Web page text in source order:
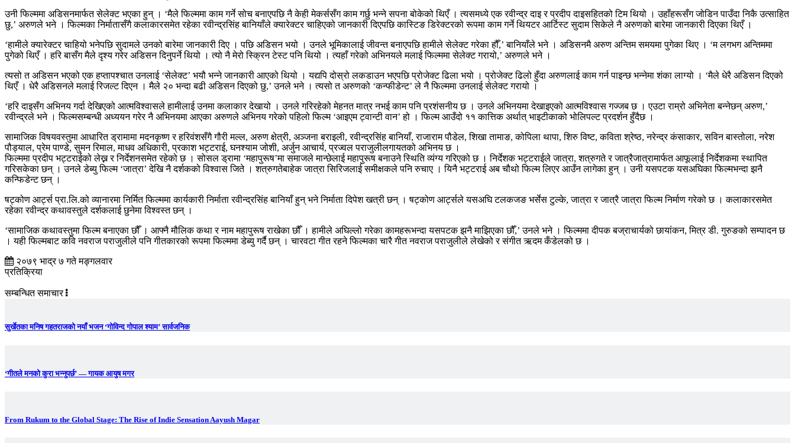
उनी फिल्ममा अडिसनमार्फत सेलेक्ट भएका हुन् । ‘मैले फिल्ममा काम गर्ने सोच बनाएपछि नै केही मेकर्ससँग काम गर्छु भन्ने सपना बोकेको थिएँ । त्यसमध्ये एक रवीन्द्र दाइ र प्रदीप दाइसहितको टिम थियो । उहाँहरूसँग जोडिन पाउँदा निकै उत्साहित
छु,’ अरुणले भने । फिल्मका निर्मातासँगै कलाकारसमेत रहेका रवीन्द्रसिंह बानियाँले क्यारेक्टर चाहिएको जानकारी दिएपछि कास्टिङ डिरेक्टरको रूपमा काम गर्ने थियटर आर्टिस्ट सुदाम सिकेले नै अरुणको बारेमा जानकारी दिएका थिएँ ।
‘हामीले क्यारेक्टर चाहियो भनेपछि सुदामले उनको बारेमा जानकारी दिए । पछि अडिसन भयो । उनले भूमिकालाई जीवन्त बनाएपछि हामीले सेलेक्ट गरेका हौँ,’ बानियाँले भने । अडिसनमै अरुण अन्तिम समयमा पुगेका थिए । ‘म लगभग अन्तिममा
पुगेको थिएँ । हरि बासँग मैले दृश्य गरेर अडिसन दिनुपर्ने थियो । त्यो नै मेरो स्क्रिन टेस्ट पनि थियो । त्यहाँ गरेको अभिनयले मलाई फिल्ममा सेलेक्ट गरायो,’ अरुणले भने ।
त्यसो त अडिसन भएको एक हप्तापश्चात उनलाई ‘सेलेक्ट’ भयौ भन्ने जानकारी आएको थियो । यद्यपि दोस्रो लकडाउन भएपछि प्रोजेक्ट ढिला भयो । प्रोजेक्ट ढिलो हुँदा अरुणलाई काम गर्न पाइन्छ भन्नेमा शंका लाग्यो । ‘मैले धेरै अडिसन दिएको
थिएँ । धेरै अडिसनले मलाई रिजल्ट दिएन । मैले २० भन्दा बढी अडिसन दिएको छु,’ उनले भने । त्यसो त अरुणको ‘कन्फीडेन्ट’ ले नै फिल्ममा उनलाई सेलेक्ट गरायो ।
‘हरि दाइसँग अभिनय गर्दा देखिएको आत्मविश्वासले हामीलाई उनमा कलाकार देखायो । उनले गरिरहेको मेहनत मात्र नभई काम पनि प्रशंसनीय छ । उनले अभिनयमा देखाइएको आत्मविश्वास गज्जब छ । एउटा राम्रो अभिनेता बन्नेछन् अरुण,’
रवीन्द्रले भने । फिल्मसम्बन्धी अध्ययन गरेर नै अभिनयमा आएका अरुणले अभिनय गरेको पहिलो फिल्म ‘आइएम ट्वान्टी वान’ हो । फिल्म आउँदो ११ कात्तिक अर्थात् भाइटीकाको भोलिपल्ट प्रदर्शन हुँदैछ ।
सामाजिक विषयवस्तुमा आधारित ड्रामामा मदनकृष्ण र हरिवंशसँगै गौरी मल्ल, अरुण क्षेत्री, अञ्जना बराइली, रवीन्द्रसिंह बानियाँ, राजाराम पौडेल, शिखा तामाङ, कोपिला थापा, शिरु विष्ट, कविता श्रेष्ठ, नरेन्द्र कंसाकार, सविन बास्तोला, नरेश
पौड्याल, प्रेम पाण्डे, सुमन रिमाल, माधव अधिकारी, प्रकाश भट्टराई, घनश्याम जोशी, अर्जुन आचार्य, प्रज्वल पराजुलीलगायतको अभिनय छ ।
फिल्ममा प्रदीप भट्टराईको लेख्न र निर्देशनसमेत रहेको छ । सोसल ड्रामा ‘महापुरूष’मा समाजले मान्छेलाई महापुरूष बनाउने स्थिति व्यंग्य गरिएको छ । निर्देशक भट्टराईले जात्रा, शत्रुगते र जात्रैजात्रामार्फत आफूलाई निर्देशकमा स्थापित
गरिसकेका छन् । उनले डेब्यु फिल्म ‘जात्रा’ देखि नै दर्शकको विश्वास जिते । शत्रुगतेबाहेक जात्रा सिरिजलाई समीक्षकले पनि रुचाए । यिनै भट्टराई अब चौथो फिल्म लिएर आउँन लागेका हुन् । उनी यसपटक यसअघिका फिल्मभन्दा झनै
कन्फिडेन्ट छन् ।
षट्कोण आर्ट्स प्रा.लि.को व्यानारमा निर्मित फिल्ममा कार्यकारी निर्माता रवीन्द्रसिंह बानियाँ हुन् भने निर्माता दिपेश खत्री छन् । षट्कोण आर्ट्सले यसअघि टलकजङ भर्सेस टुल्के, जात्रा र जात्रै जात्रा फिल्म निर्माण गरेको छ । कलाकारसमेत
रहेका रवीन्द्र कथावस्तुले दर्शकलाई छुनेमा विश्वस्त छन् ।
‘सामाजिक कथावस्तुमा फिल्म बनाएका छौँ । आफ्नै मौलिक कथा र नाम महापुरूष राखेका छौँ । हामीले अघिल्लो गरेका कामहरूभन्दा यसपटक झनै माझिएका छौँ,’ उनले भने । फिल्ममा दीपक बज्राचार्यको छायांकन, मित्र डी. गुरुङको सम्पादन छ
। यही फिल्मबाट कवि नवराज पराजुलीले पनि गीतकारको रूपमा फिल्ममा डेब्यु गर्दै छन् । चारवटा गीत रहने फिल्मका चारै गीत नवराज पराजुलीले लेखेको र संगीत ऋदम कँडेलको छ ।
२०७९ भाद्र ७ गते मङ्गलवार
प्रतिक्रिया
सम्बन्धित समाचार
सुर्खेतका मनिष गहतराजको नयाँ भजन ‘गोविन्द गोपाल श्याम’ सार्वजनिक
‘गीतले मनको कुरा भन्नुपर्छ’ — गायक आयुष मगर
From Rukum to the Global Stage: The Rise of Indie Sensation Aayush Magar